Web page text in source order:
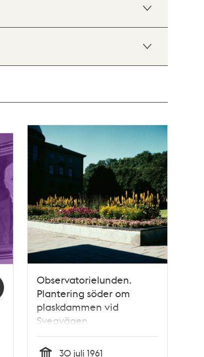
Observatorielunden.
Plantering söder om
plaskdammen vid
Sveavägen
30 juli 1961